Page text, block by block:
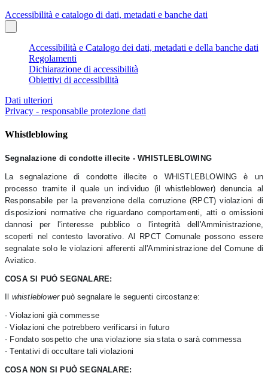
Accessibilità e catalogo di dati, metadati e banche dati
Accessibilità e Catalogo dei dati, metadati e della banche dati
Regolamenti
Dichiarazione di accessibilità
Obiettivi di accessibilità
Dati ulteriori
Privacy - responsabile protezione dati
Whistleblowing
Segnalazione di condotte illecite - WHISTLEBLOWING
La segnalazione di condotte illecite o WHISTLEBLOWING è un
processo tramite il quale un individuo (il whistleblower) denuncia al
Responsabile per la prevenzione della corruzione (RPCT) violazioni di
disposizioni normative che riguardano comportamenti, atti o omissioni
dannosi per l'interesse pubblico o l'integrità dell'Amministrazione,
scoperti nel contesto lavorativo. Al RPCT Comunale possono essere
segnalate solo le violazioni afferenti all'Amministrazione del Comune di
Aviatico.
COSA SI PUÒ SEGNALARE:
whistleblowerpuò segnalare le seguenti circostanze:
- Violazioni già commesse
- Violazioni che potrebbero verificarsi in futuro
- Fondato sospetto che una violazione sia stata o sarà commessa
- Tentativi di occultare tali violazioni
COSA NON SI PUÒ SEGNALARE: